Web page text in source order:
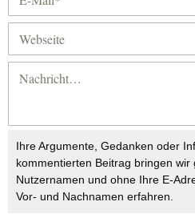
Ihre Argumente, Gedanken oder
kommentierten Beitrag bringen
Nutzernamen und ohne Ihre E-
Vor- und Nachnamen erfahren.